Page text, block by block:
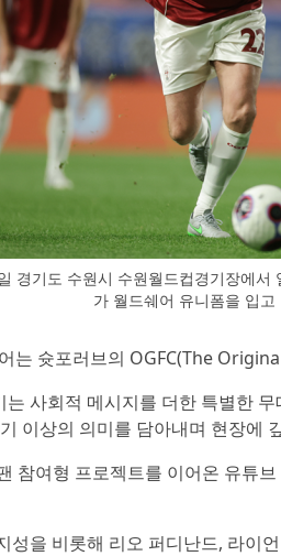
경기도 수원시 수원월드컵경기장에서
가 월드쉐어 유니폼을 입
는 슛포러브의 OGFC(The
는 사회적 메시지를 더한 특별한
이상의 의미를 담아내며 현장에
참여형 프로젝트를 이어온 유튜
성을 비롯해 리오 퍼디난드, 라이